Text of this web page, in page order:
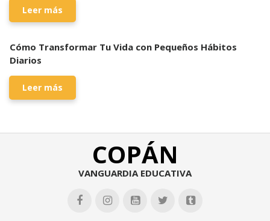
Leer más
Cómo Transformar Tu Vida con Pequeños Hábitos
Diarios
Leer más
COPÁN
VANGUARDIA EDUCATIVA
    